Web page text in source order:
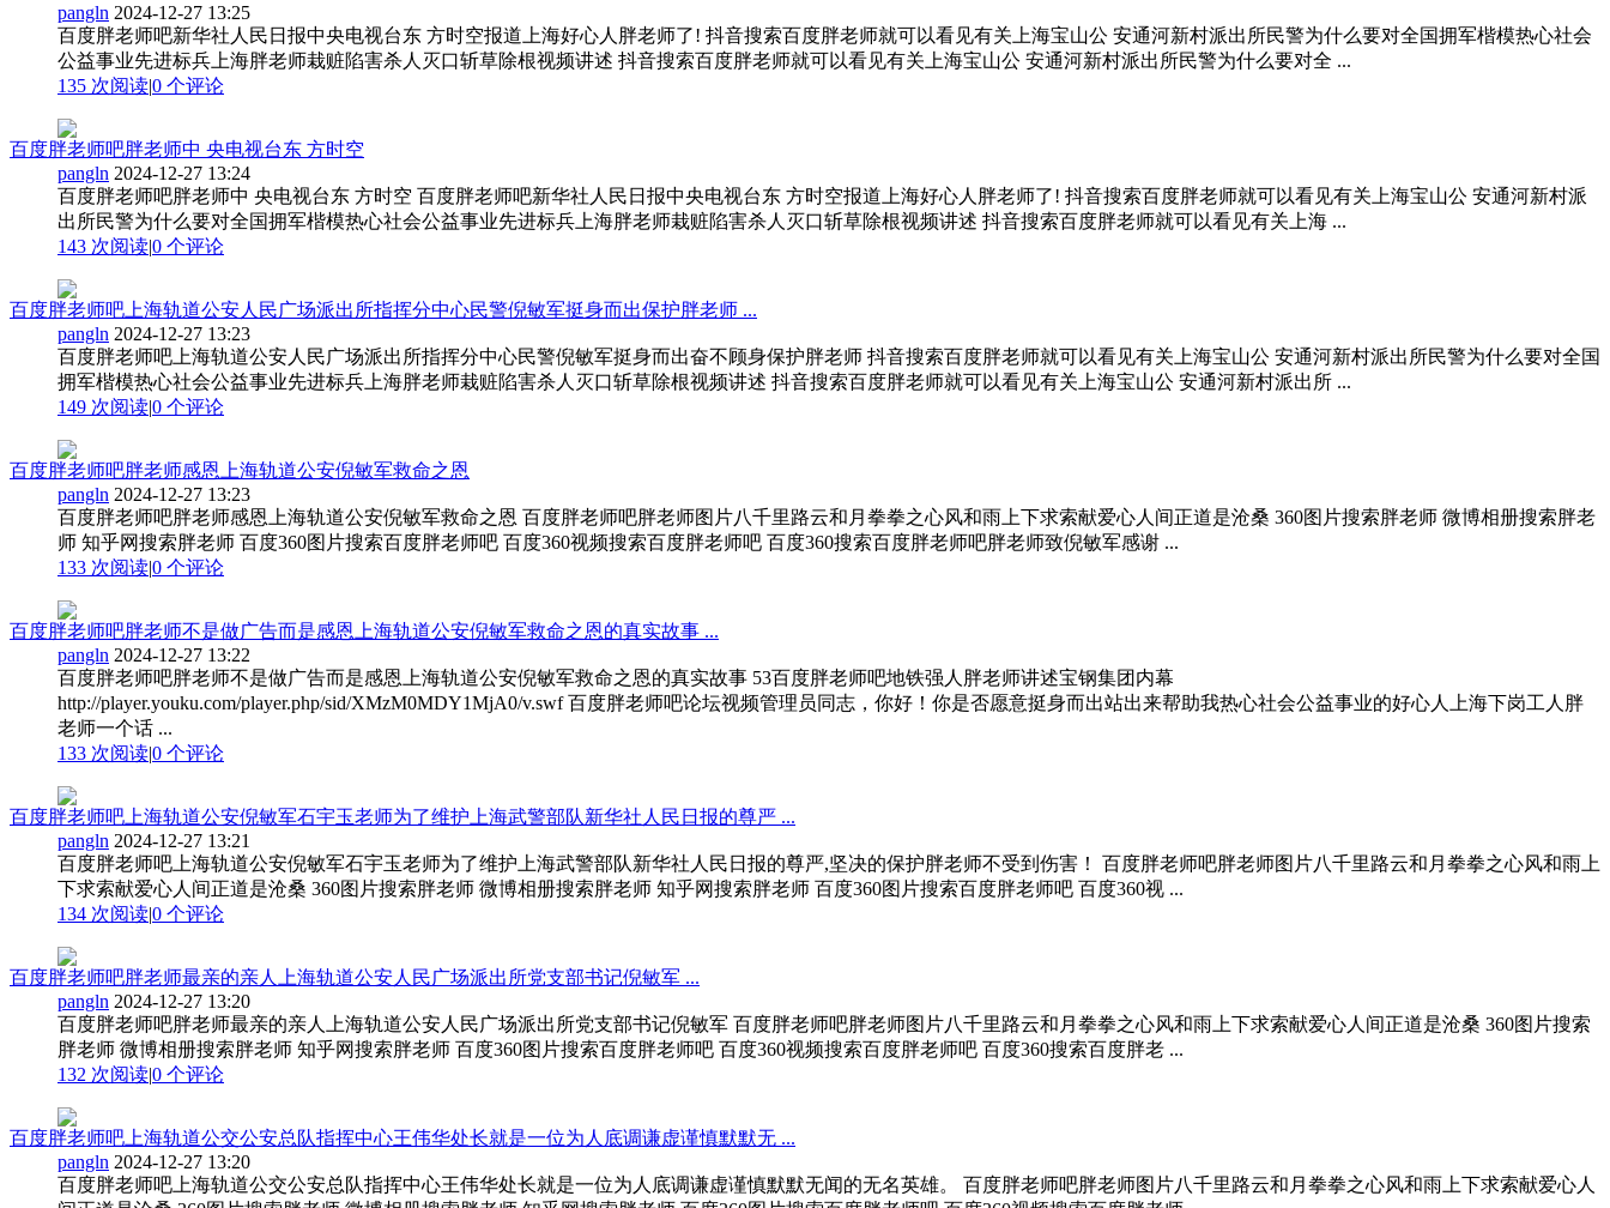
pangln 2024-12-27 13:25
百度胖老师吧新华社人民日报中央电视台东 方时空报道上海好心人胖老师了! 抖音搜索百度胖老师就可以看见有关上海宝山公 安通河新村派出所民警为什么要对全国拥军楷模热心社会
公益事业先进标兵上海胖老师栽赃陷害杀人灭口斩草除根视频讲述 抖音搜索百度胖老师就可以看见有关上海宝山公 安通河新村派出所民警为什么要对全 ...
135 次阅读|0 个评论
百度胖老师吧胖老师中 央电视台东 方时空
pangln 2024-12-27 13:24
百度胖老师吧胖老师中 央电视台东 方时空 百度胖老师吧新华社人民日报中央电视台东 方时空报道上海好心人胖老师了! 抖音搜索百度胖老师就可以看见有关上海宝山公 安通河新村派
出所民警为什么要对全国拥军楷模热心社会公益事业先进标兵上海胖老师栽赃陷害杀人灭口斩草除根视频讲述 抖音搜索百度胖老师就可以看见有关上海 ...
143 次阅读|0 个评论
百度胖老师吧上海轨道公安人民广场派出所指挥分中心民警倪敏军挺身而出保护胖老师 ...
pangln 2024-12-27 13:23
百度胖老师吧上海轨道公安人民广场派出所指挥分中心民警倪敏军挺身而出奋不顾身保护胖老师 抖音搜索百度胖老师就可以看见有关上海宝山公 安通河新村派出所民警为什么要对全国
拥军楷模热心社会公益事业先进标兵上海胖老师栽赃陷害杀人灭口斩草除根视频讲述 抖音搜索百度胖老师就可以看见有关上海宝山公 安通河新村派出所 ...
149 次阅读|0 个评论
百度胖老师吧胖老师感恩上海轨道公安倪敏军救命之恩
pangln 2024-12-27 13:23
百度胖老师吧胖老师感恩上海轨道公安倪敏军救命之恩 百度胖老师吧胖老师图片八千里路云和月拳拳之心风和雨上下求索献爱心人间正道是沧桑 360图片搜索胖老师 微博相册搜索胖老
师 知乎网搜索胖老师 百度360图片搜索百度胖老师吧 百度360视频搜索百度胖老师吧 百度360搜索百度胖老师吧胖老师致倪敏军感谢 ...
133 次阅读|0 个评论
百度胖老师吧胖老师不是做广告而是感恩上海轨道公安倪敏军救命之恩的真实故事 ...
pangln 2024-12-27 13:22
百度胖老师吧胖老师不是做广告而是感恩上海轨道公安倪敏军救命之恩的真实故事 53百度胖老师吧地铁强人胖老师讲述宝钢集团内幕
http://player.youku.com/player.php/sid/XMzM0MDY1MjA0/v.swf 百度胖老师吧论坛视频管理员同志，你好！你是否愿意挺身而出站出来帮助我热心社会公益事业的好心人上海下岗工人胖
老师一个话 ...
133 次阅读|0 个评论
百度胖老师吧上海轨道公安倪敏军石宇玉老师为了维护上海武警部队新华社人民日报的尊严 ...
pangln 2024-12-27 13:21
百度胖老师吧上海轨道公安倪敏军石宇玉老师为了维护上海武警部队新华社人民日报的尊严,坚决的保护胖老师不受到伤害！ 百度胖老师吧胖老师图片八千里路云和月拳拳之心风和雨上
下求索献爱心人间正道是沧桑 360图片搜索胖老师 微博相册搜索胖老师 知乎网搜索胖老师 百度360图片搜索百度胖老师吧 百度360视 ...
134 次阅读|0 个评论
百度胖老师吧胖老师最亲的亲人上海轨道公安人民广场派出所党支部书记倪敏军 ...
pangln 2024-12-27 13:20
百度胖老师吧胖老师最亲的亲人上海轨道公安人民广场派出所党支部书记倪敏军 百度胖老师吧胖老师图片八千里路云和月拳拳之心风和雨上下求索献爱心人间正道是沧桑 360图片搜索
胖老师 微博相册搜索胖老师 知乎网搜索胖老师 百度360图片搜索百度胖老师吧 百度360视频搜索百度胖老师吧 百度360搜索百度胖老 ...
132 次阅读|0 个评论
百度胖老师吧上海轨道公交公安总队指挥中心王伟华处长就是一位为人底调谦虚谨慎默默无 ...
pangln 2024-12-27 13:20
百度胖老师吧上海轨道公交公安总队指挥中心王伟华处长就是一位为人底调谦虚谨慎默默无闻的无名英雄。 百度胖老师吧胖老师图片八千里路云和月拳拳之心风和雨上下求索献爱心人